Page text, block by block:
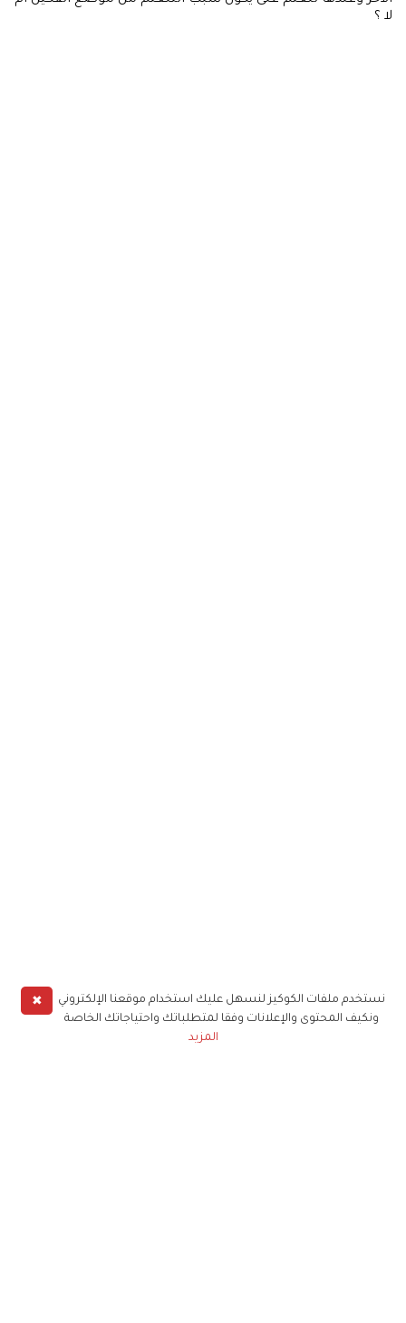
لا ؟
✖
نستخدم ملفات الكوكيز لنسهل عليك استخدام موقعنا الإلكتروني
ونكيف المحتوى والإعلانات وفقا لمتطلباتك واحتياجاتك الخاصة
المزيد